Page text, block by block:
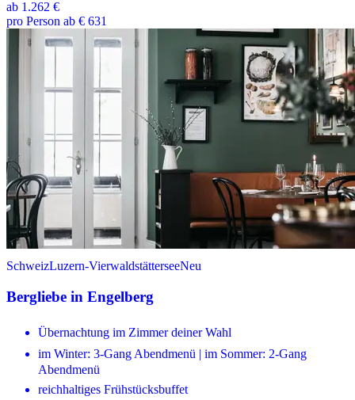
ab 1.262 €
pro Person ab € 631
SchweizLuzern-VierwaldstätterseeNeu
Bergliebe in Engelberg
Übernachtung im Zimmer deiner Wahl
im Winter: 3-Gang Abendmenü | im Sommer: 2-Gang
Abendmenü
reichhaltiges Frühstücksbuffet